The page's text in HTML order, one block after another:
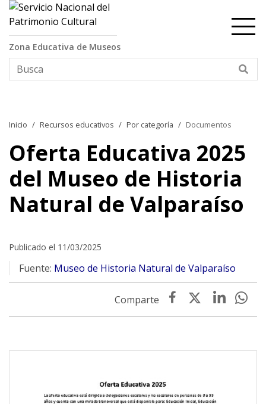
Contenido principal
Zona Educativa de Museos
Inicio Recursos educativos Por categoría Documentos
Oferta Educativa 2025
del Museo de Historia
Natural de Valparaíso
Publicado el 11/03/2025
Fuente: Museo de Historia Natural de Valparaíso